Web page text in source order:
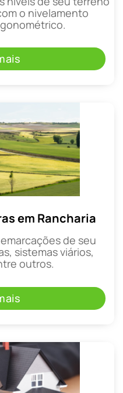
o nivelamento
em Rancharia
de seu
sistemas viários,
outros.